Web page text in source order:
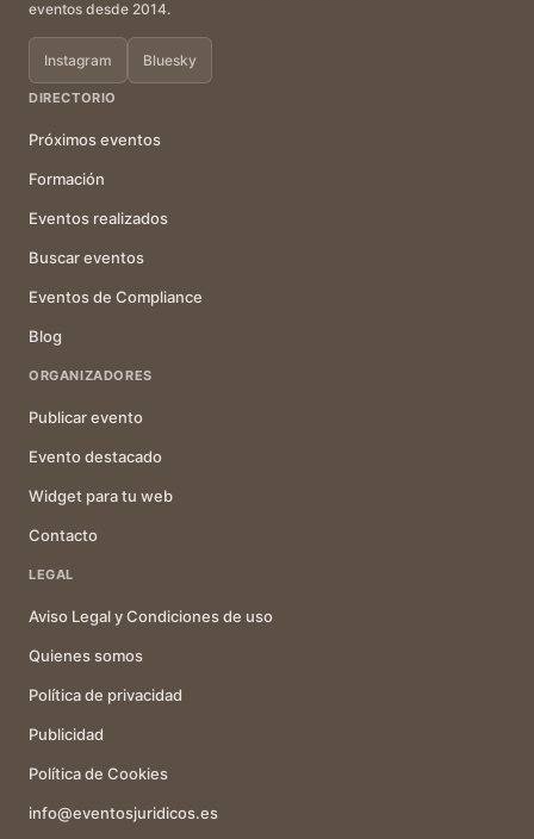
eventos desde 2014.
Instagram Bluesky
DIRECTORIO
Próximos eventos
Formación
Eventos realizados
Buscar eventos
Eventos de Compliance
Blog
ORGANIZADORES
Publicar evento
Evento destacado
Widget para tu web
Contacto
LEGAL
Aviso Legal y Condiciones de uso
Quienes somos
Política de privacidad
Publicidad
Política de Cookies
info@eventosjuridicos.es